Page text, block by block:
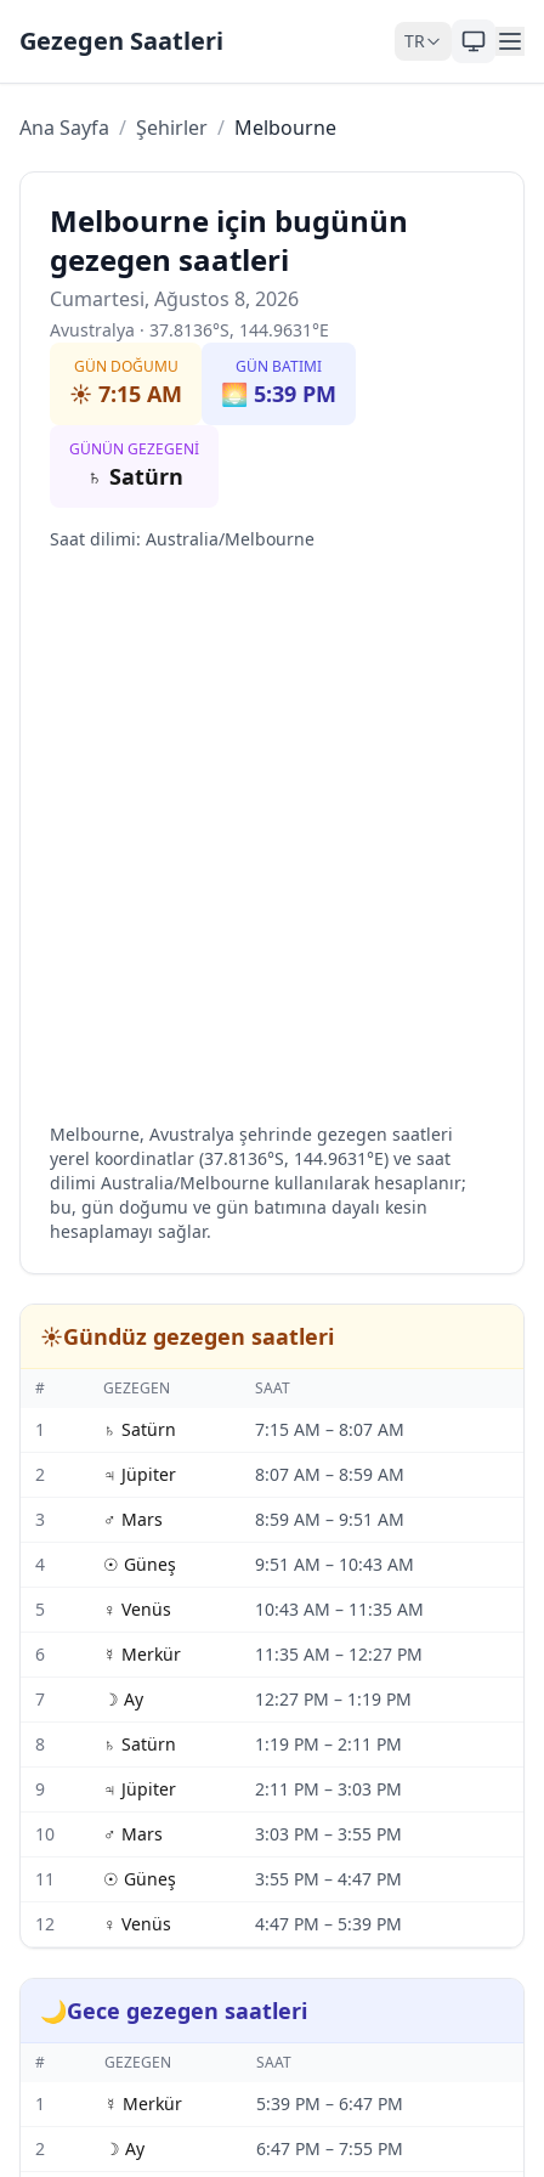
Gezegen Saatleri TR
Ana Sayfa / Şehirler / Melbourne
Melbourne için bugünün
gezegen saatleri
Cumartesi, Ağustos 8, 2026
Avustralya · 37.8136°S, 144.9631°E
GÜN DOĞUMU
☀️ 7:15 AM
GÜN BATIMI
🌅 5:39 PM
GÜNÜN GEZEGENI
♄ Satürn
Saat dilimi: Australia/Melbourne
Melbourne, Avustralya şehrinde gezegen saatleri
yerel koordinatlar (37.8136°S, 144.9631°E) ve saat
dilimi Australia/Melbourne kullanılarak hesaplanır;
bu, gün doğumu ve gün batımına dayalı kesin
hesaplamayı sağlar.
☀️Gündüz gezegen saatleri
# GEZEGEN SAAT
1 ♄ Satürn 7:15 AM – 8:07 AM
2
♃ Jüpiter 8:07 AM – 8:59 AM
3
♂ Mars 8:59 AM – 9:51 AM
4
☉ Güneş 9:51 AM – 10:43 AM
5
♀ Venüs 10:43 AM – 11:35 AM
6
☿ Merkür 11:35 AM – 12:27 PM
7
☽ Ay 12:27 PM – 1:19 PM
8
♄ Satürn 1:19 PM – 2:11 PM
9
♃ Jüpiter 2:11 PM – 3:03 PM
10
♂ Mars 3:03 PM – 3:55 PM
11
☉ Güneş 3:55 PM – 4:47 PM
12
♀ Venüs 4:47 PM – 5:39 PM
🌙Gece gezegen saatleri
# GEZEGEN SAAT
1 ☿ Merkür 5:39 PM – 6:47 PM
2
☽ Ay 6:47 PM – 7:55 PM